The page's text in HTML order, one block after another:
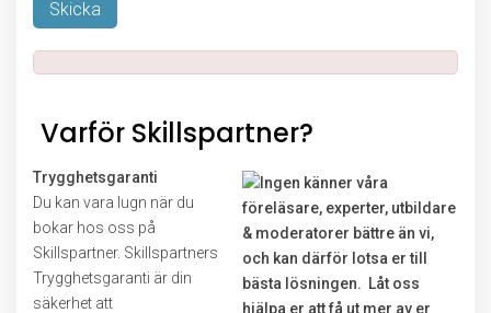
Lämna detta fält tomt.
Varför Skillspartner?
Trygghetsgaranti
Du kan vara lugn när du
bokar hos oss på
Skillspartner. Skillspartners
Trygghetsgaranti är din
säkerhet att